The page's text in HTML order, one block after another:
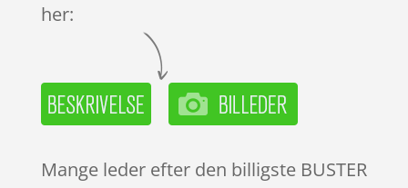
her:
Mange leder efter den billigste BUSTER